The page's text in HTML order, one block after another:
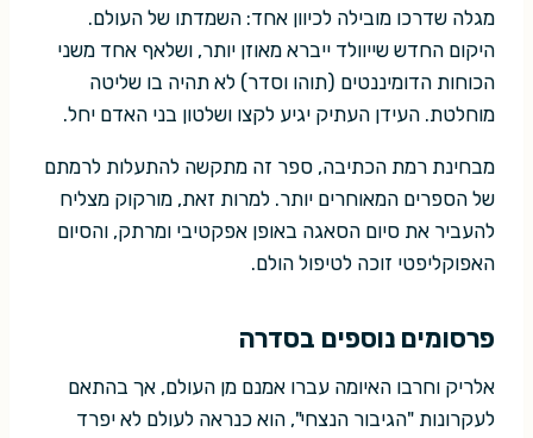
מגלה שדרכו מובילה לכיוון אחד: השמדתו של העולם.
היקום החדש שייוולד ייברא מאוזן יותר, ושלאף אחד משני
הכוחות הדומיננטים (תוהו וסדר) לא תהיה בו שליטה
מוחלטת. העידן העתיק יגיע לקצו ושלטון בני האדם יחל.
מבחינת רמת הכתיבה, ספר זה מתקשה להתעלות לרמתם
של הספרים המאוחרים יותר. למרות זאת, מורקוק מצליח
להעביר את סיום הסאגה באופן אפקטיבי ומרתק, והסיום
האפוקליפטי זוכה לטיפול הולם.
פרסומים נוספים בסדרה
אלריק וחרבו האיומה עברו אמנם מן העולם, אך בהתאם
לעקרונות "הגיבור הנצחי", הוא כנראה לעולם לא יפרד